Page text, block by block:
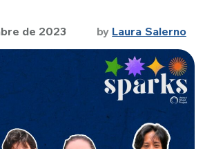
de 2023 by Laura Salerno